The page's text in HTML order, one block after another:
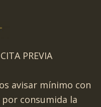
PREVIA
avisar mínimo con
consumida la